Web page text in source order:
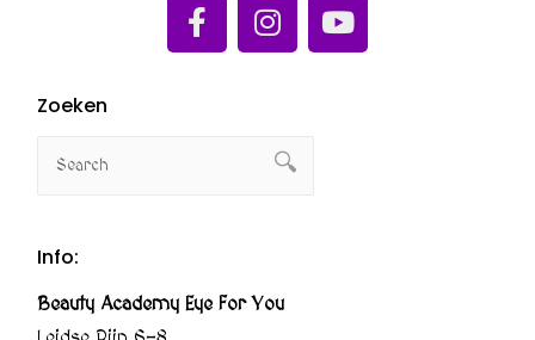
Zoeken
Info:
Beauty Academy Eye For You